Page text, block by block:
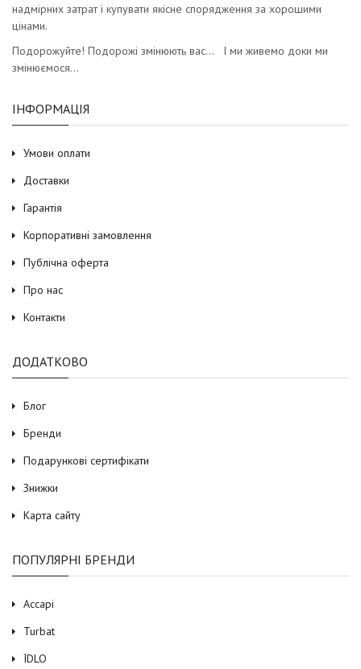
надмірних затрат і купувати якісне спорядження за хорошими
цінами.
Подорожуйте! Подорожі змінюють вас… І ми живемо доки ми
змінюємося…
ІНФОРМАЦІЯ
Умови оплати
Доставки
Гарантія
Корпоративні замовлення
Публічна оферта
Про нас
Контакти
ДОДАТКОВО
Блог
Бренди
Подарункові сертифікати
Знижки
Карта сайту
ПОПУЛЯРНІ БРЕНДИ
Accapi
Turbat
ЇDLO